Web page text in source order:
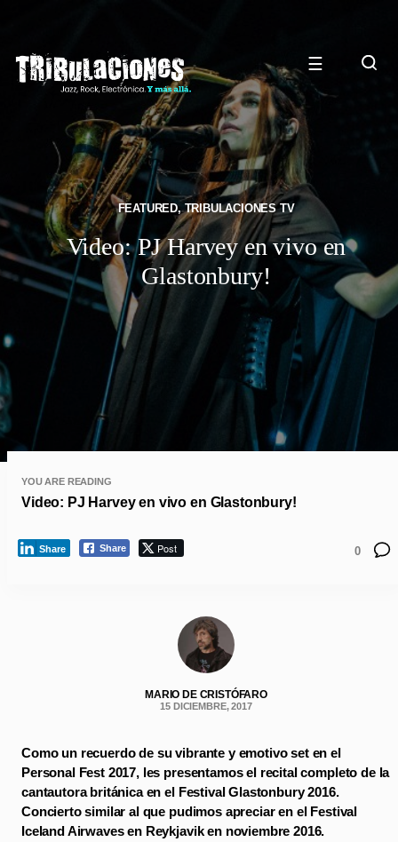
☰
FEATURED,TRIBULACIONES TV
Video: PJ Harvey en vivo en
Glastonbury!
YOU ARE READING
Video: PJ Harvey en vivo en Glastonbury!
Share Post
Share 0
MARIO DE CRISTÓFARO
15 DICIEMBRE, 2017
Como un recuerdo de su vibrante y emotivo set en el
Personal Fest 2017, les presentamos el recital completo de la
cantautora británica en el Festival Glastonbury 2016.
Concierto similar al que pudimos apreciar en el Festival
Iceland Airwaves en Reykjavik en noviembre 2016.